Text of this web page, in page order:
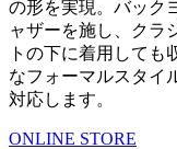
の形を実現。バック
ャザーを施し、クラ
トの下に着用しても
なフォーマルスタイ
対応します。
ONLINE STORE